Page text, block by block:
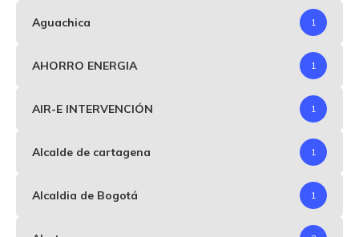
Aguachica 1
AHORRO ENERGIA 1
AIR-E INTERVENCIÓN 1
Alcalde de cartagena 1
Alcaldia de Bogotá 1